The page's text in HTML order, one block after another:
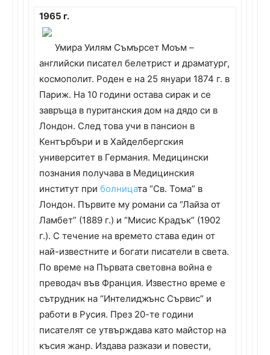
1965 г.
Умира Уилям Съмърсет Моъм –
английски писател белетрист и драматург,
космополит. Роден е на 25 януари 1874 г. в
Париж. На 10 години остава сирак и се
завръща в пуританския дом на дядо си в
Лондон. След това учи в пансион в
Кентърбъри и в Хайделбергския
университет в Германия. Медицински
познания получава в Медицинския
институт при болницата “Св. Тома” в
Лондон. Първите му романи са “Лайза от
Ламбет” (1889 г.) и “Мисис Крадък” (1902
г.). С течение на времето става един от
най-известните и богати писатели в света.
По време на Първата световна война е
преводач във Франция. Известно време е
сътрудник на “Интелиджънс Сървис” и
работи в Русия. През 20-те години
писателят се утвърждава като майстор на
късия жанр. Издава разкази и повести,